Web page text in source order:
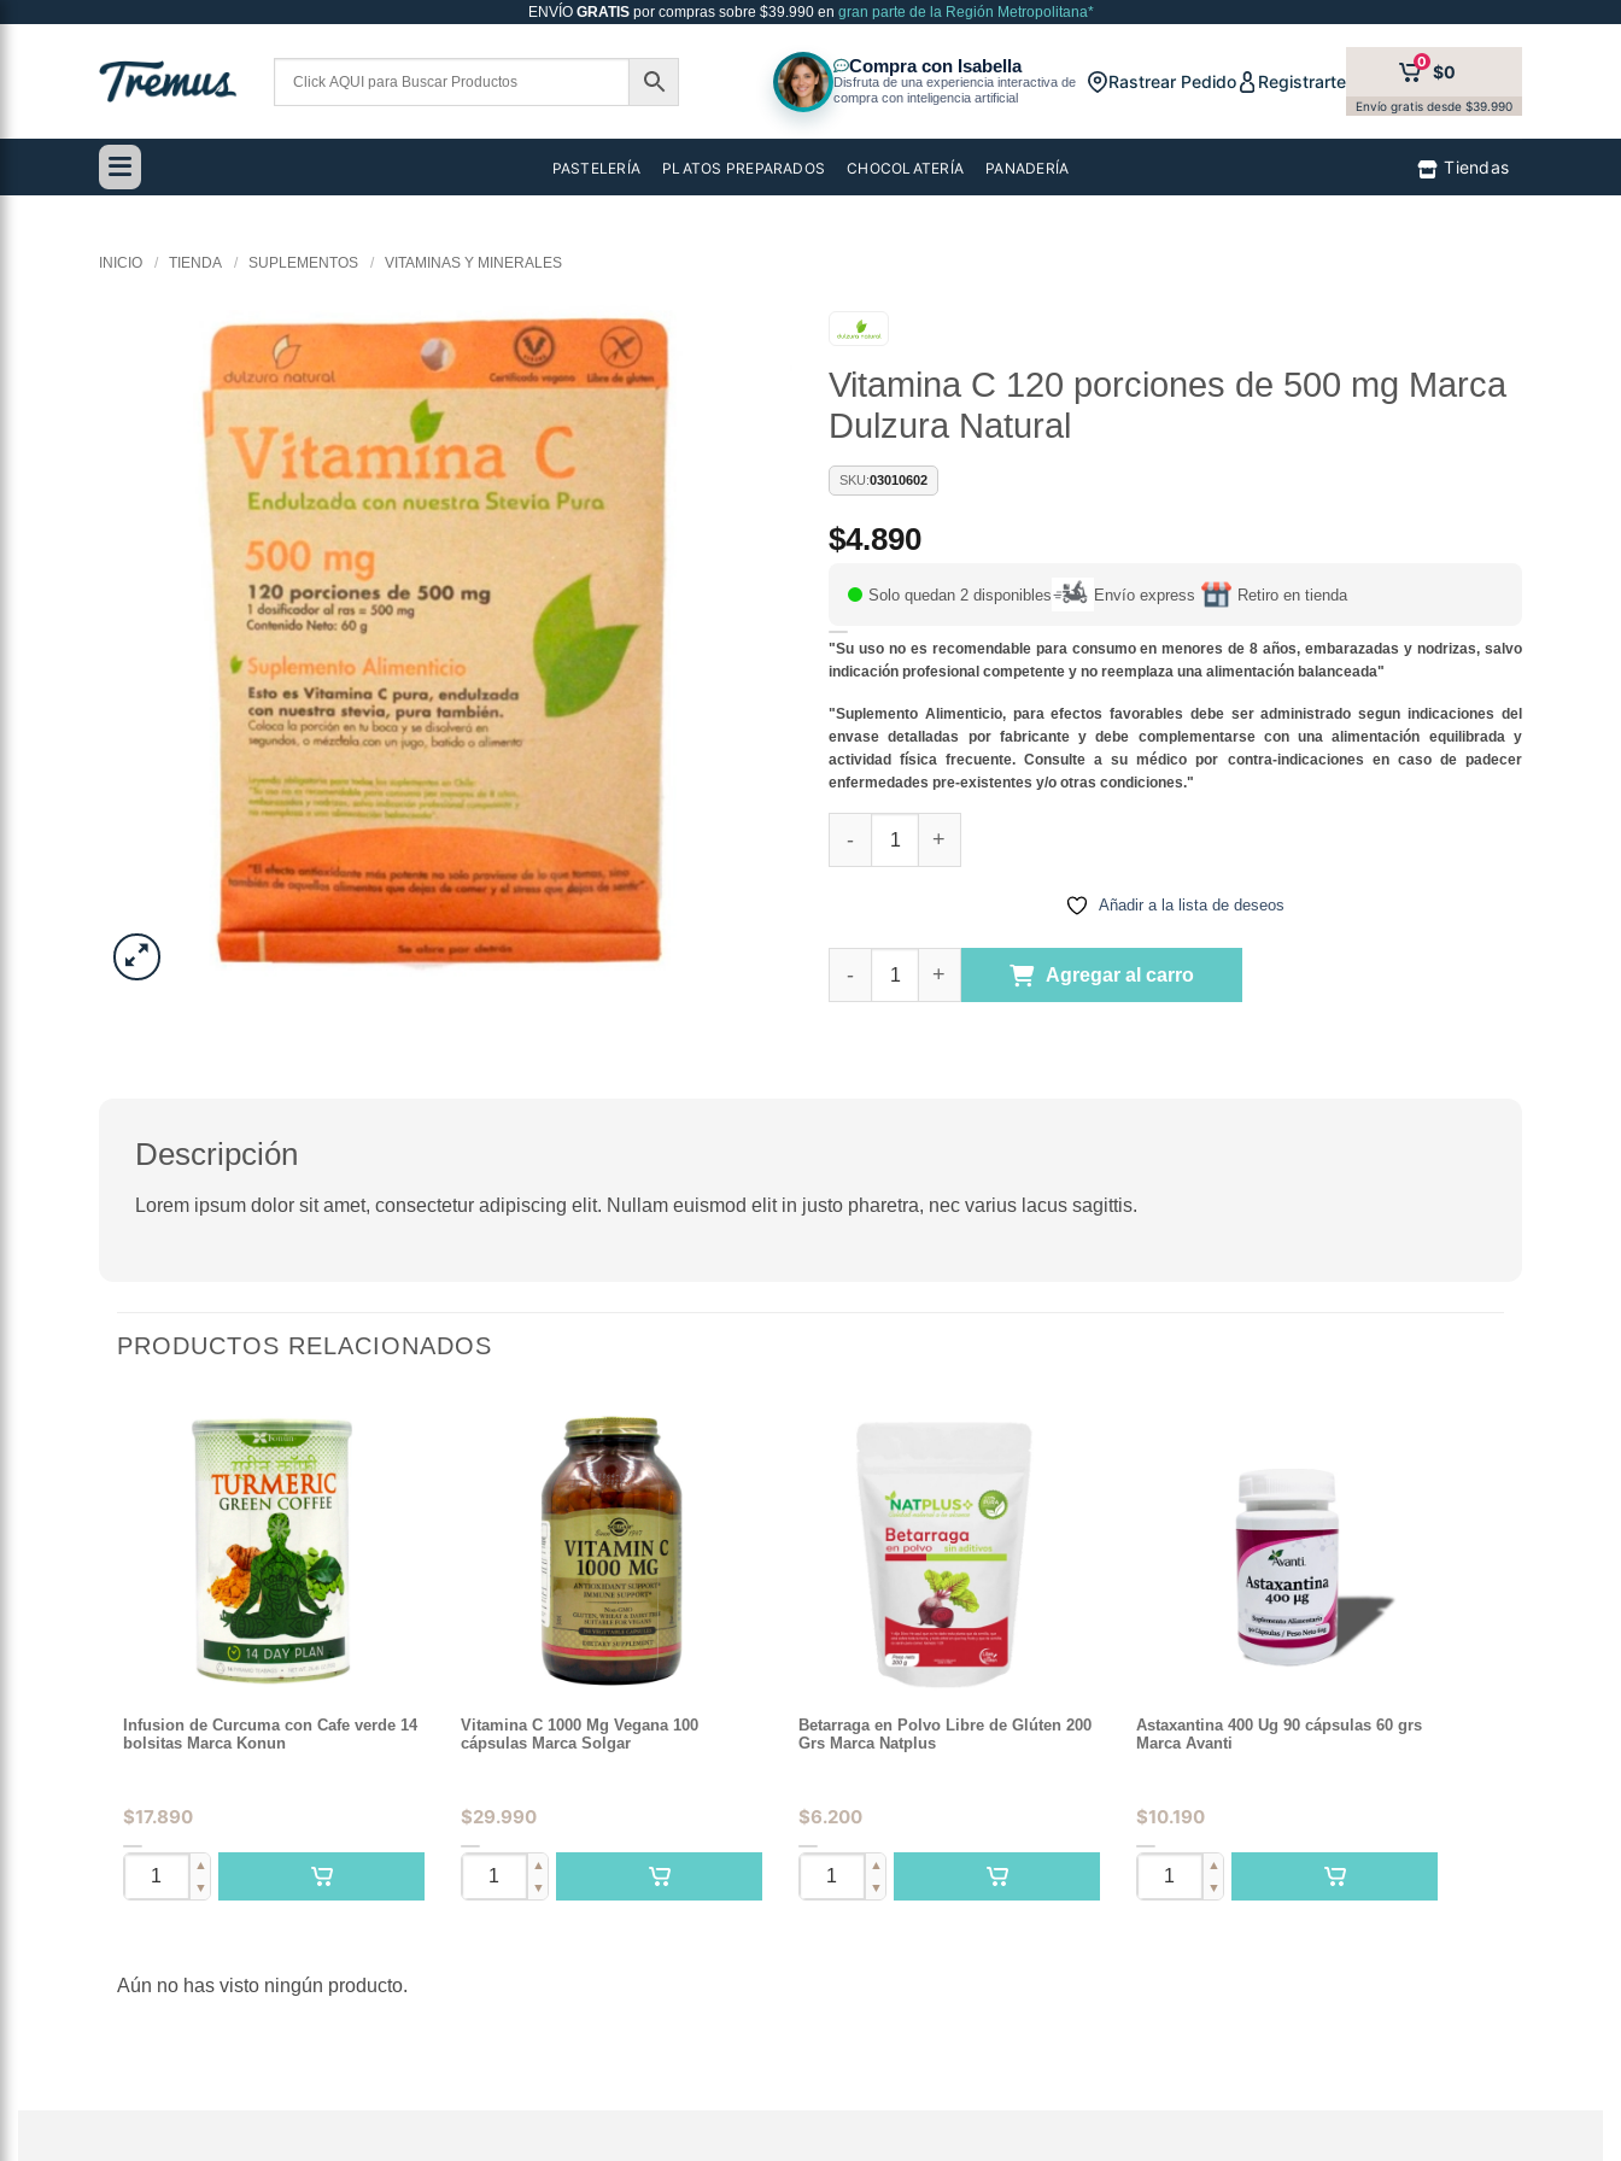
ENVÍO GRATISpor compras sobre $39.990 en gran parte de la Región Metropolitana*
Rastrear Pedido Registrarte
0 $0
Envío gratis desde $39.990
PASTELERÍA PLATOS PREPARADOS CHOCOLATERÍA PANADERÍA Tiendas
INICIO / TIENDA / SUPLEMENTOS / VITAMINAS Y MINERALES
Vitamina C 120 porciones de 500 mg Marca
Dulzura Natural
SKU:03010602
$4.890
Solo quedan 2 disponibles Envío express Retiro en tienda
"Su uso no es recomendable para consumo en menores de 8 años, embarazadas y nodrizas, salvo
indicación profesional competente y no reemplaza una alimentación balanceada"
"Suplemento Alimenticio, para efectos favorables debe ser administrado segun indicaciones del
envase detalladas por fabricante y debe complementarse con una alimentación equilibrada y
actividad física frecuente. Consulte a su médico por contra-indicaciones en caso de padecer
enfermedades pre-existentes y/o otras condiciones."
Añadir a la lista de deseos
Vitamina C 120 porciones de 500 mg Marca Dulzura Natural cantidad
Agregar al carro
Descripción
Lorem ipsum dolor sit amet, consectetur adipiscing elit. Nullam euismod elit in justo pharetra, nec varius lacus sagittis.
PRODUCTOS RELACIONADOS
Infusion de Curcuma con Cafe verde 14
bolsitas Marca Konun
$17.890
▲
▼
Vitamina C 1000 Mg Vegana 100
cápsulas Marca Solgar
$29.990
▲
▼
Betarraga en Polvo Libre de Glúten 200
Grs Marca Natplus
$6.200
▲
▼
Astaxantina 400 Ug 90 cápsulas 60 grs
Marca Avanti
$10.190
▲
▼
Aún no has visto ningún producto.